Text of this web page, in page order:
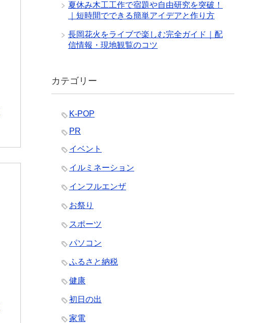
夏休み木工工作で宿題や自由研究を突破！
｜短時間でできる簡単アイデアと作り方
長岡花火をライブで楽しむ完全ガイド｜配
信情報・現地観覧のコツ
カテゴリー
K-POP
PR
イベント
イルミネーション
インフルエンザ
お祭り
スポーツ
パソコン
ふるさと納税
健康
初日の出
家電